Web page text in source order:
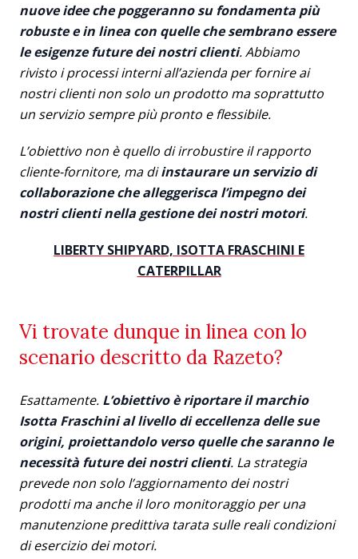
nuove idee che poggeranno su fondamenta più
robuste e in linea con quelle che sembrano essere
le esigenze future dei nostri clienti. Abbiamo
rivisto i processi interni all’azienda per fornire ai
nostri clienti non solo un prodotto ma soprattutto
un servizio sempre più pronto e flessibile.
L’obiettivo non è quello di irrobustire il rapporto
cliente-fornitore, ma diinstaurare un servizio di
collaborazione che alleggerisca l’impegno dei
nostri clienti nella gestione dei nostri motori.
LIBERTY SHIPYARD, ISOTTA FRASCHINI E
CATERPILLAR
Vi trovate dunque in linea con lo
scenario descritto da Razeto?
Esattamente. L’obiettivo è riportare il marchio
Isotta Fraschini al livello di eccellenza delle sue
origini, proiettandolo verso quelle che saranno le
necessità future dei nostri clienti. La strategia
prevede non solo l’aggiornamento dei nostri
prodotti ma anche il loro monitoraggio per una
manutenzione predittiva tarata sulle reali condizioni
di esercizio dei motori.